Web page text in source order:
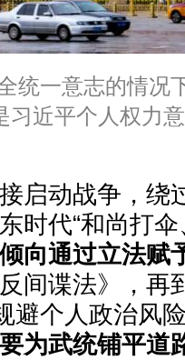
统一意志的情况
习近平个人权力
启动战争，绕
时代“和尚打
向通过立法赋
间谍法》，再
避个人政治风
为武统铺平道